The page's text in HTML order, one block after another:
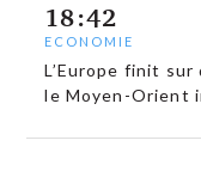
18:42
ECONOMIE
L’Europe finit
le Moyen-Orient